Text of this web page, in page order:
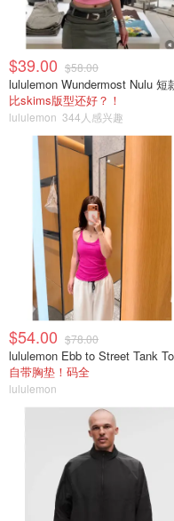
$39.00 $58.00
比skims版型还好？！
lululemon 344人感兴趣
$54.00 $78.00
自带胸垫！码全
lululemon